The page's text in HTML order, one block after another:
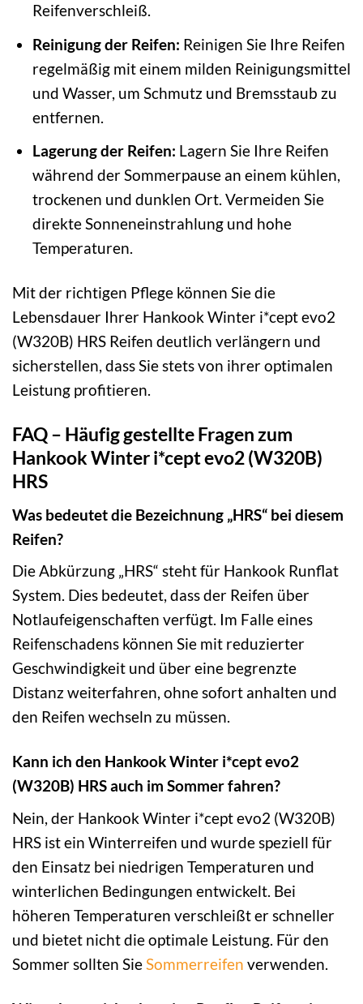
Reifenverschleiß.
Reinigung der Reifen: Reinigen Sie Ihre Reifen
regelmäßig mit einem milden Reinigungsmittel
und Wasser, um Schmutz und Bremsstaub zu
entfernen.
Lagerung der Reifen: Lagern Sie Ihre Reifen
während der Sommerpause an einem kühlen,
trockenen und dunklen Ort. Vermeiden Sie
direkte Sonneneinstrahlung und hohe
Temperaturen.
Mit der richtigen Pflege können Sie die
Lebensdauer Ihrer Hankook Winter i*cept evo2
(W320B) HRS Reifen deutlich verlängern und
sicherstellen, dass Sie stets von ihrer optimalen
Leistung profitieren.
FAQ – Häufig gestellte Fragen zum
Hankook Winter i*cept evo2 (W320B)
HRS
Was bedeutet die Bezeichnung „HRS“ bei diesem
Reifen?
Die Abkürzung „HRS“ steht für Hankook Runflat
System. Dies bedeutet, dass der Reifen über
Notlaufeigenschaften verfügt. Im Falle eines
Reifenschadens können Sie mit reduzierter
Geschwindigkeit und über eine begrenzte
Distanz weiterfahren, ohne sofort anhalten und
den Reifen wechseln zu müssen.
Kann ich den Hankook Winter i*cept evo2
(W320B) HRS auch im Sommer fahren?
Nein, der Hankook Winter i*cept evo2 (W320B)
HRS ist ein Winterreifen und wurde speziell für
den Einsatz bei niedrigen Temperaturen und
winterlichen Bedingungen entwickelt. Bei
höheren Temperaturen verschleißt er schneller
und bietet nicht die optimale Leistung. Für den
Sommer sollten SieSommerreifen verwenden.